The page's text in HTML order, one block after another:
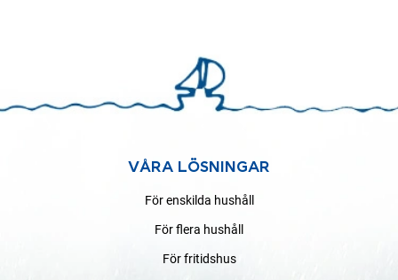
VÅRA LÖSNINGAR
För enskilda hushåll
För flera hushåll
För fritidshus